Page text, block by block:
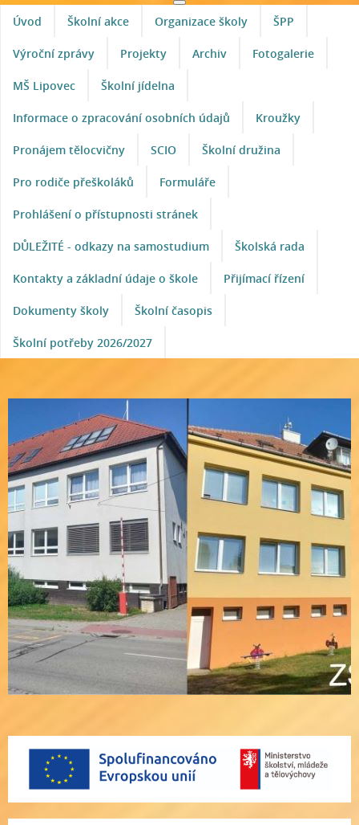
Úvod Školní akce Organizace školy ŠPP
Výroční zprávy Projekty Archiv Fotogalerie
MŠ Lipovec Školní jídelna
Informace o zpracování osobních údajů Kroužky
Pronájem tělocvičny SCIO Školní družina
Pro rodiče přeškoláků Formuláře
Prohlášení o přístupnosti stránek
DŮLEŽITÉ - odkazy na samostudium Školská rada
Kontakty a základní údaje o škole Přijímací řízení
Dokumenty školy Školní časopis
Školní potřeby 2026/2027